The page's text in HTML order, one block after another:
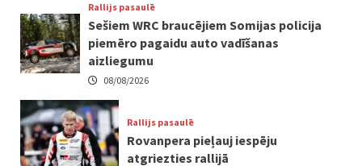
Rallijs pasaulē
Sešiem WRC braucējiem Somijas policija
piemēro pagaidu auto vadīšanas
aizliegumu
08/08/2026
Rallijs pasaulē
Rovanpera pieļauj iespēju
atgriezties rallijā